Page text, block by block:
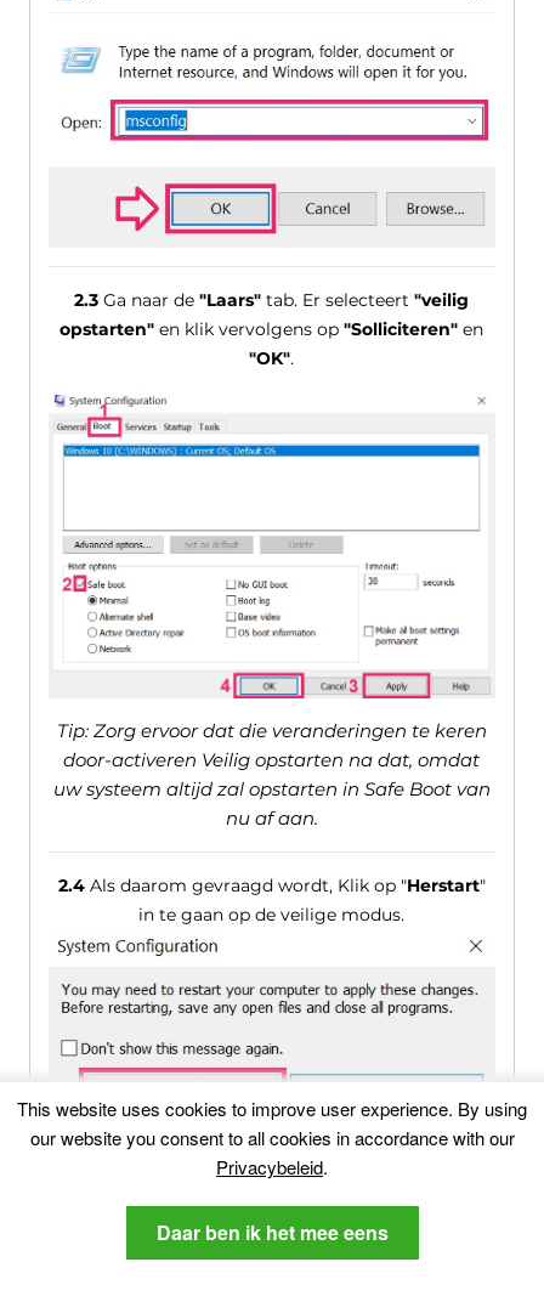
2.3 Ga naar de"Laars" tab. Er selecteert"veilig
opstarten" en klik vervolgens op"Solliciteren" en
"OK".
Tip: Zorg ervoor dat die veranderingen te keren
door-activeren Veilig opstarten na dat, omdat
uw systeem altijd zal opstarten in Safe Boot van
nu af aan.
2.4Als daarom gevraagd wordt, Klik op "Herstart"
in te gaan op de veilige modus.
U kunt de veilige modus te herkennen door de
This website uses cookies to improve user experience. By using
our website you consent to all cookies in accordance with our
Privacybeleid.
Daar ben ik het mee eens